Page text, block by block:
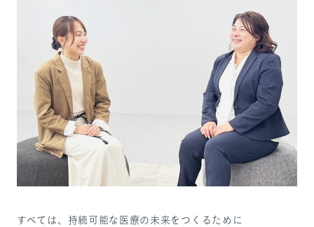
SANPO NAVI
DR.転職なび
DR.アルなび
情報セキュリティに関する方針
すべては、持続可能な医療の未来をつくるために